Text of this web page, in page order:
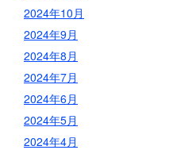
2024年10月
2024年9月
2024年8月
2024年7月
2024年6月
2024年5月
2024年4月